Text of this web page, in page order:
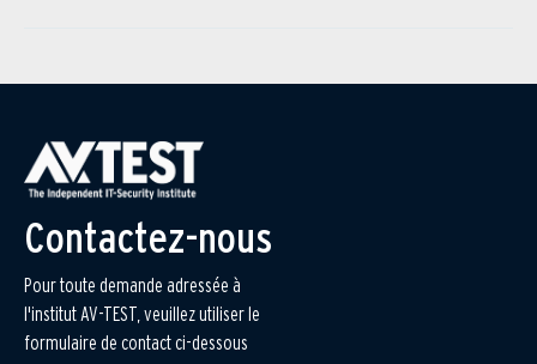
Contactez-nous
Pour toute demande adressée à
l'institut AV-TEST, veuillez utiliser le
formulaire de contact ci-dessous